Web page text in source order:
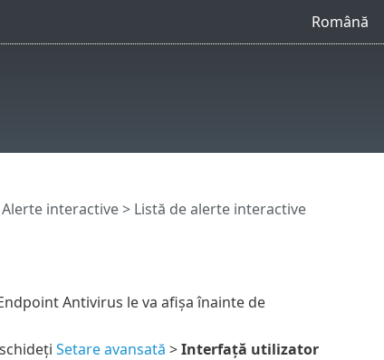
Română
Alerte interactive> Listă de alerte interactive
Antivirus le va afișa înainte de
Setare avansată >Interfață utilizator